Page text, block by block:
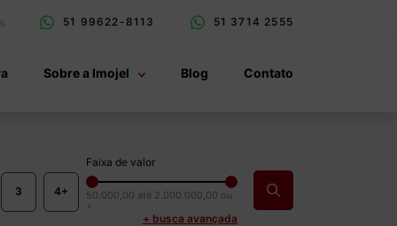
51 99622-8113 51 3714 2555
Sobre a Imojel Blog Contato
3 4+
Faixa de valor
50.000,00 até 2.000.000,00 ou
+
+ busca avançada